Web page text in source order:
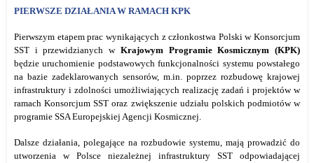
PIERWSZE DZIAŁANIA W RAMACH KPK
Pierwszym etapem prac wynikających z członkostwa Polski w Konsorcjum
SST i przewidzianych w Krajowym Programie Kosmicznym(KPK)
będzie uruchomienie podstawowych funkcjonalności systemu powstałego
na bazie zadeklarowanych sensorów, m.in. poprzez rozbudowę krajowej
infrastruktury i zdolności umożliwiających realizację zadań i projektów w
ramach Konsorcjum SST oraz zwiększenie udziału polskich podmiotów w
programie SSA Europejskiej Agencji Kosmicznej.
Dalsze działania, polegające na rozbudowie systemu, mają prowadzić do
utworzenia w Polsce niezależnej infrastruktury SST odpowiadającej